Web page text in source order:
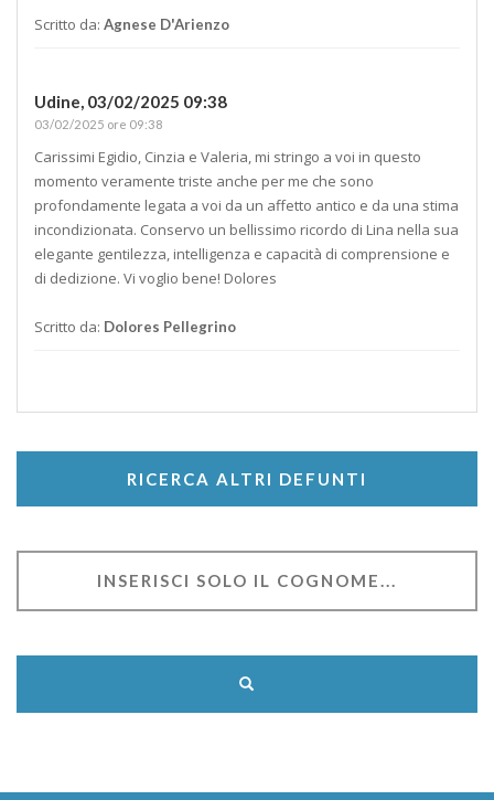
Scritto da: Agnese D'Arienzo
Udine, 03/02/2025 09:38
03/02/2025 ore 09:38
Carissimi Egidio, Cinzia e Valeria, mi stringo a voi in questo
momento veramente triste anche per me che sono
profondamente legata a voi da un affetto antico e da una stima
incondizionata. Conservo un bellissimo ricordo di Lina nella sua
elegante gentilezza, intelligenza e capacità di comprensione e
di dedizione. Vi voglio bene! Dolores
Scritto da: Dolores Pellegrino
RICERCA ALTRI DEFUNTI